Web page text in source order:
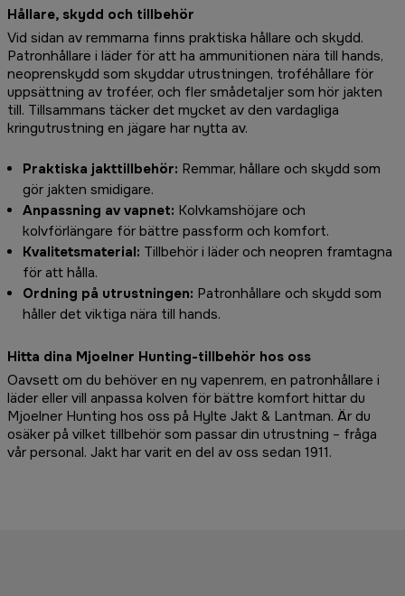
Hållare, skydd och tillbehör
Vid sidan av remmarna finns praktiska hållare och skydd.
Patronhållare i läder för att ha ammunitionen nära till hands,
neoprenskydd som skyddar utrustningen, troféhållare för
uppsättning av troféer, och fler smådetaljer som hör jakten
till. Tillsammans täcker det mycket av den vardagliga
kringutrustning en jägare har nytta av.
Praktiska jakttillbehör: Remmar, hållare och skydd som
gör jakten smidigare.
Anpassning av vapnet: Kolvkamshöjare och
kolvförlängare för bättre passform och komfort.
Kvalitetsmaterial: Tillbehör i läder och neopren framtagna
för att hålla.
Ordning på utrustningen: Patronhållare och skydd som
håller det viktiga nära till hands.
Hitta dina Mjoelner Hunting-tillbehör hos oss
Oavsett om du behöver en ny vapenrem, en patronhållare i
läder eller vill anpassa kolven för bättre komfort hittar du
Mjoelner Hunting hos oss på Hylte Jakt & Lantman. Är du
osäker på vilket tillbehör som passar din utrustning – fråga
vår personal. Jakt har varit en del av oss sedan 1911.